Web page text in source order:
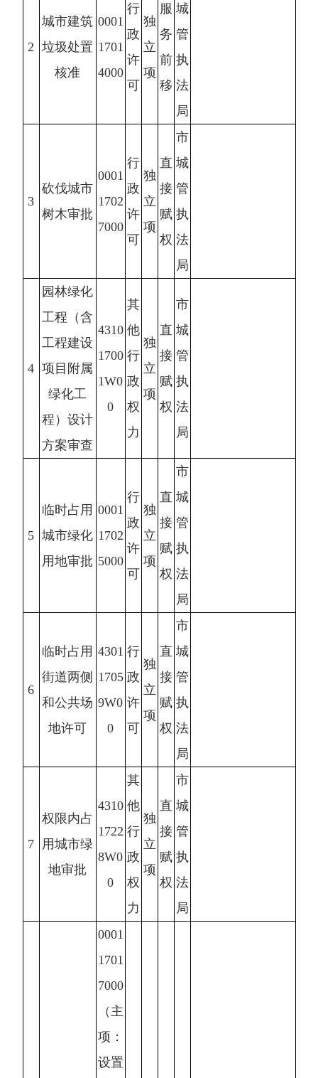
2
城市建筑
垃圾处置
核准
0001
1701
4000
行
政
许
可
独
立
项
服
务
前
移
城
管
执
法
局
3
砍伐城市
树木审批
0001
1702
7000
行
政
许
可
独
立
项
直
接
赋
权
市
城
管
执
法
局
4
园林绿化
工程（含
工程建设
项目附属
绿化工
程）设计
方案审查
4310
1700
1W0
0
其
他
行
政
权
力
独
立
项
直
接
赋
权
市
城
管
执
法
局
5
临时占用
城市绿化
用地审批
0001
1702
5000
行
政
许
可
独
立
项
直
接
赋
权
市
城
管
执
法
局
6
临时占用
街道两侧
和公共场
地许可
4301
1705
9W0
0
行
政
许
可
独
立
项
直
接
赋
权
市
城
管
执
法
局
7
权限内占
用城市绿
地审批
4310
1722
8W0
0
其
他
行
政
权
力
独
立
项
直
接
赋
权
市
城
管
执
法
局
0001
1701
7000
（主
项：
设置